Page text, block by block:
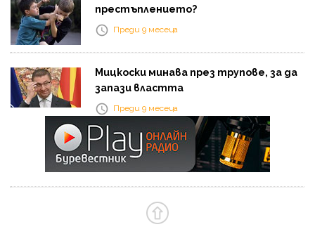
престъплението?
Преди 9 месеца
Мицкоски минава през трупове, за да
запази властта
Преди 9 месеца